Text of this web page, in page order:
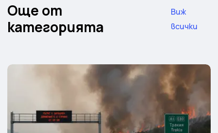
Още от
категорията
Виж
всички